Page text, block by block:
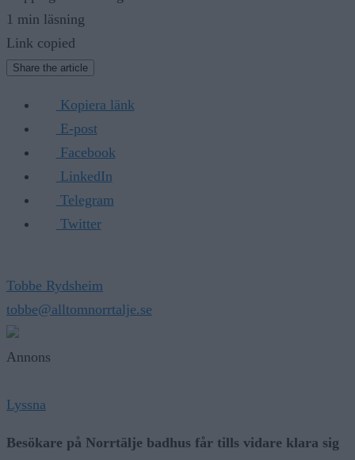
1 min läsning
Link copied
Share the article
Kopiera länk
E-post
Facebook
LinkedIn
Telegram
Twitter
Tobbe Rydsheim
tobbe@alltomnorrtalje.se
Annons
Lyssna
Besökare på Norrtälje badhus får tills vidare klara sig